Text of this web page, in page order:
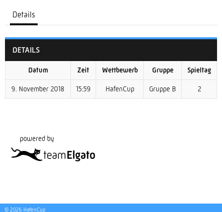
Details
DETAILS
Datum Zeit Wettbewerb Gruppe Spieltag
9. November 2018 15:59 HafenCup Gruppe B 2
powered by
© 2026 HafenCup